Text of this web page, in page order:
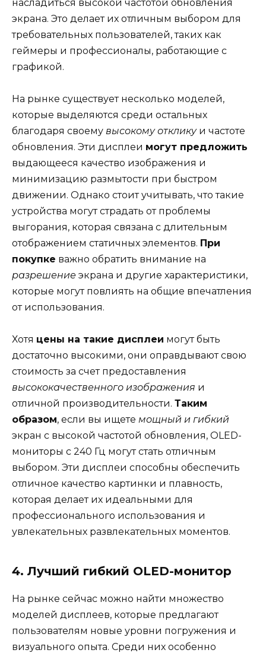
насладиться высокой частотой обновления
экрана. Это делает их отличным выбором для
требовательных пользователей, таких как
геймеры и профессионалы, работающие с
графикой.
На рынке существует несколько моделей,
которые выделяются среди остальных
благодаря своему высокому откликуи частоте
обновления. Эти дисплеи могут предложить
выдающееся качество изображения и
минимизацию размытости при быстром
движении. Однако стоит учитывать, что такие
устройства могут страдать от проблемы
выгорания, которая связана с длительным
отображением статичных элементов. При
покупке важно обратить внимание на
разрешение экрана и другие характеристики,
которые могут повлиять на общие впечатления
от использования.
Хотя цены на такие дисплеи могут быть
достаточно высокими, они оправдывают свою
стоимость за счет предоставления
высококачественного изображения и
отличной производительности. Таким
образом, если вы ищете мощный и гибкий
экран с высокой частотой обновления, OLED-
мониторы с 240 Гц могут стать отличным
выбором. Эти дисплеи способны обеспечить
отличное качество картинки и плавность,
которая делает их идеальными для
профессионального использования и
увлекательных развлекательных моментов.
4. Лучший гибкий OLED-монитор
На рынке сейчас можно найти множество
моделей дисплеев, которые предлагают
пользователям новые уровни погружения и
визуального опыта. Среди них особенно